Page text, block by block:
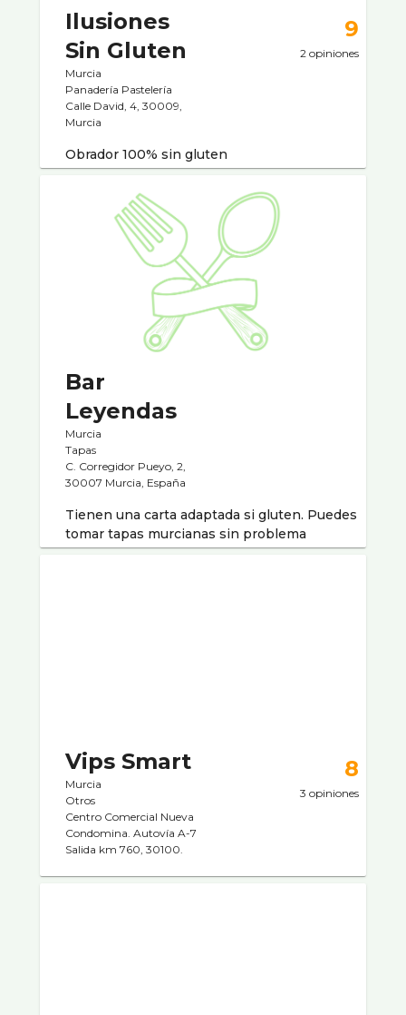
Ilusiones
Sin Gluten
Murcia
Panaderí­a Pastelerí­a
Calle David, 4, 30009,
Murcia
9
2 opiniones
Obrador 100% sin gluten
Bar
Leyendas
Murcia
Tapas
C. Corregidor Pueyo, 2,
30007 Murcia, España
Tienen una carta adaptada si gluten. Puedes
tomar tapas murcianas sin problema
Vips Smart
Murcia
Otros
Centro Comercial Nueva
Condomina. Autoví­a A-7
Salida km 760, 30100.
8
3 opiniones